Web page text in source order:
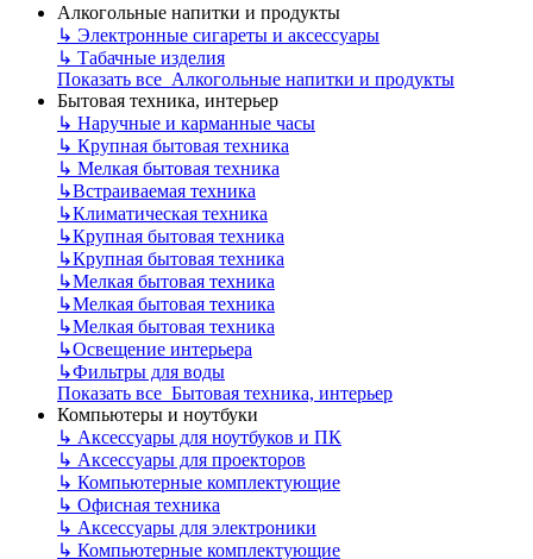
Алкогольные напитки и продукты
↳ Электронные сигареты и аксессуары
↳ Табачные изделия
Показать все Алкогольные напитки и продукты
Бытовая техника, интерьер
↳ Наручные и карманные часы
↳ Крупная бытовая техника
↳ Мелкая бытовая техника
↳Встраиваемая техника
↳Климатическая техника
↳Крупная бытовая техника
↳Крупная бытовая техника
↳Мелкая бытовая техника
↳Мелкая бытовая техника
↳Мелкая бытовая техника
↳Освещение интерьера
↳Фильтры для воды
Показать все Бытовая техника, интерьер
Компьютеры и ноутбуки
↳ Аксессуары для ноутбуков и ПК
↳ Аксессуары для проекторов
↳ Компьютерные комплектующие
↳ Офисная техника
↳ Аксессуары для электроники
↳ Компьютерные комплектующие